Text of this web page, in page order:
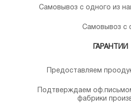
Самовывоз с одного из
Самовывоз с
ГАРАНТИИ
Предоставляем
Подтверждаем
фабрики